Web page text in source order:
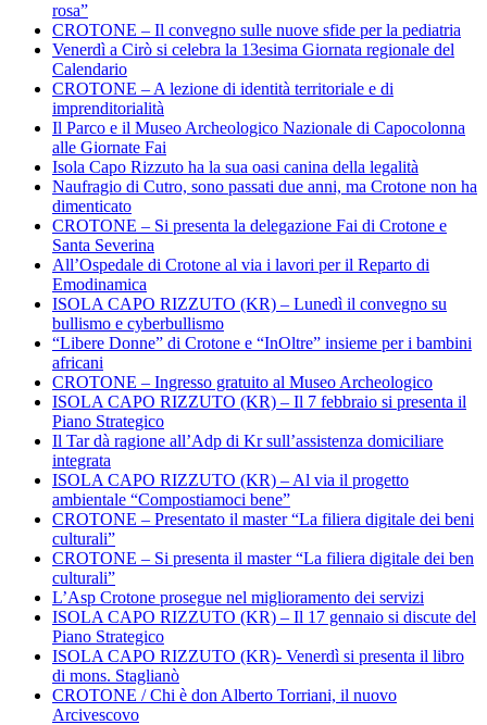
rosa”
CROTONE – Il convegno sulle nuove sfide per la pediatria
Venerdì a Cirò si celebra la 13esima Giornata regionale del
Calendario
CROTONE – A lezione di identità territoriale e di
imprenditorialità
Il Parco e il Museo Archeologico Nazionale di Capocolonna
alle Giornate Fai
Isola Capo Rizzuto ha la sua oasi canina della legalità
Naufragio di Cutro, sono passati due anni, ma Crotone non ha
dimenticato
CROTONE – Si presenta la delegazione Fai di Crotone e
Santa Severina
All’Ospedale di Crotone al via i lavori per il Reparto di
Emodinamica
ISOLA CAPO RIZZUTO (KR) – Lunedì il convegno su
bullismo e cyberbullismo
“Libere Donne” di Crotone e “InOltre” insieme per i bambini
africani
CROTONE – Ingresso gratuito al Museo Archeologico
ISOLA CAPO RIZZUTO (KR) – Il 7 febbraio si presenta il
Piano Strategico
Il Tar dà ragione all’Adp di Kr sull’assistenza domiciliare
integrata
ISOLA CAPO RIZZUTO (KR) – Al via il progetto
ambientale “Compostiamoci bene”
CROTONE – Presentato il master “La filiera digitale dei beni
culturali”
CROTONE – Si presenta il master “La filiera digitale dei ben
culturali”
L’Asp Crotone prosegue nel miglioramento dei servizi
ISOLA CAPO RIZZUTO (KR) – Il 17 gennaio si discute del
Piano Strategico
ISOLA CAPO RIZZUTO (KR)- Venerdì si presenta il libro
di mons. Staglianò
CROTONE / Chi è don Alberto Torriani, il nuovo
Arcivescovo